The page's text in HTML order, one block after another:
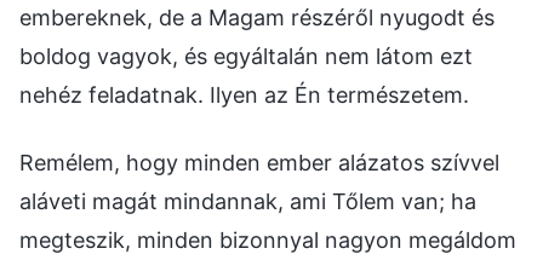
embereknek, de a Magam részéről nyugodt és
boldog vagyok, és egyáltalán nem látom ezt
nehéz feladatnak. Ilyen az Én természetem.
Remélem, hogy minden ember alázatos szívvel
aláveti magát mindannak, ami Tőlem van; ha
megteszik, minden bizonnyal nagyon megáldom